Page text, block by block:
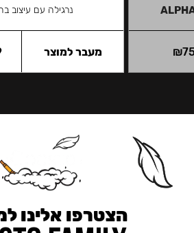
₪
נרגילה עם עיצוב
מעבר למוצר
הצטרפו אלינו